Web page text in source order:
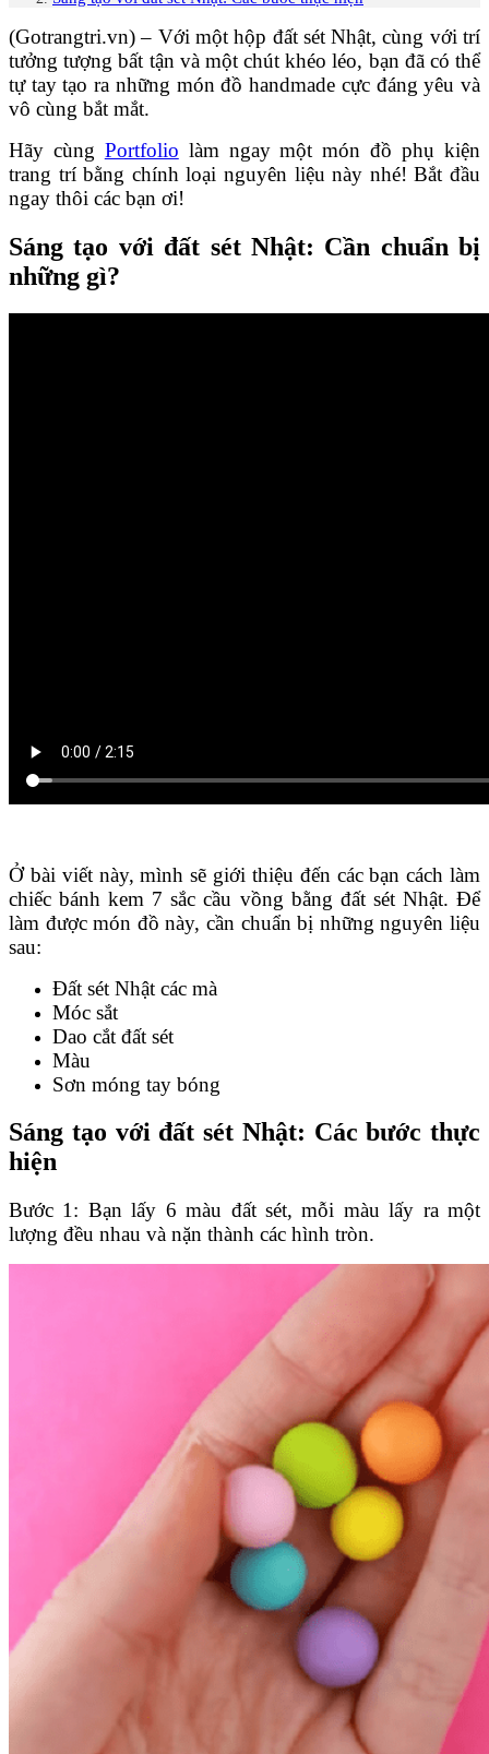
(Gotrangtri.vn) – Với một hộp đất sét Nhật, cùng với trí
tưởng tượng bất tận và một chút khéo léo, bạn đã có thể
tự tay tạo ra những món đồ handmade cực đáng yêu và
vô cùng bắt mắt.
Hãy cùng Portfolio làm ngay một món đồ phụ kiện
trang trí bằng chính loại nguyên liệu này nhé! Bắt đầu
ngay thôi các bạn ơi!
Sáng tạo với đất sét Nhật: Cần chuẩn bị
những gì?
Ở bài viết này, mình sẽ giới thiệu đến các bạn cách làm
chiếc bánh kem 7 sắc cầu vồng bằng đất sét Nhật. Để
làm được món đồ này, cần chuẩn bị những nguyên liệu
sau:
Đất sét Nhật các mà
Móc sắt
Dao cắt đất sét
Màu
Sơn móng tay bóng
Sáng tạo với đất sét Nhật: Các bước thực
hiện
Bước 1: Bạn lấy 6 màu đất sét, mỗi màu lấy ra một
lượng đều nhau và nặn thành các hình tròn.